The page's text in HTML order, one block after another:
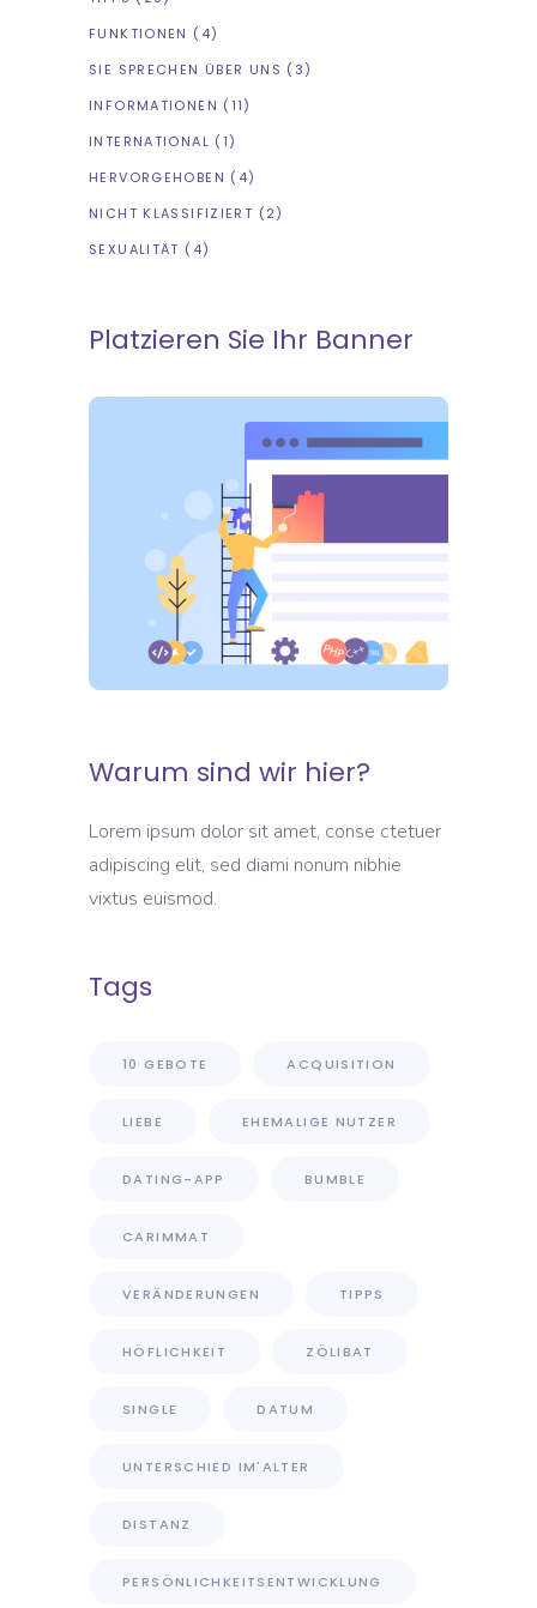
FUNKTIONEN (4)
SIE SPRECHEN ÜBER UNS (3)
INFORMATIONEN (11)
INTERNATIONAL (1)
HERVORGEHOBEN (4)
NICHT KLASSIFIZIERT (2)
SEXUALITÄT (4)
Platzieren Sie Ihr Banner
Warum sind wir hier?
Lorem ipsum dolor sit amet, conse ctetuer
adipiscing elit, sed diami nonum nibhie
vixtus euismod.
Tags
10 GEBOTE ACQUISITION
LIEBE EHEMALIGE NUTZER
DATING-APP BUMBLE
CARIMMAT
VERÄNDERUNGEN TIPPS
HÖFLICHKEIT ZÖLIBAT
SINGLE DATUM
UNTERSCHIED IM'ALTER
DISTANZ
PERSÖNLICHKEITSENTWICKLUNG